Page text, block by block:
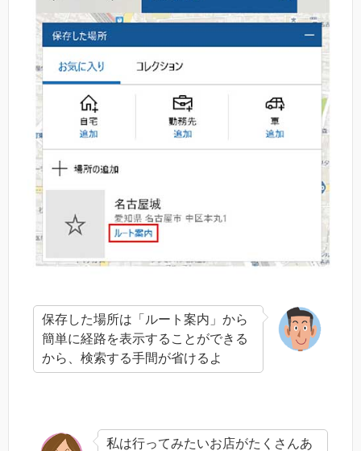
保存した場所は「ルート案内」から
簡単に経路を表示することができる
から、検索する手間が省けるよ
私は行ってみたいお店がたくさんあ